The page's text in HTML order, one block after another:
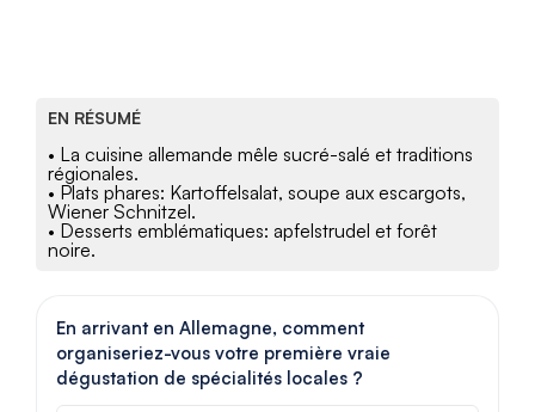
EN RÉSUMÉ
• La cuisine allemande mêle sucré-salé et traditions
régionales.
• Plats phares: Kartoffelsalat, soupe aux escargots,
Wiener Schnitzel.
• Desserts emblématiques: apfelstrudel et forêt
noire.
En arrivant en Allemagne, comment
organiseriez-vous votre première vraie
dégustation de spécialités locales ?